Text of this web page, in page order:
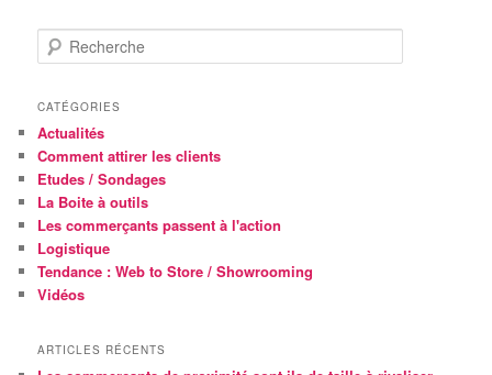
e
h
r
c
h
e
CATÉGORIES
Actualités
Comment attirer les clients
Etudes / Sondages
La Boite à outils
Les commerçants passent à l'action
Logistique
Tendance : Web to Store / Showrooming
Vidéos
ARTICLES RÉCENTS